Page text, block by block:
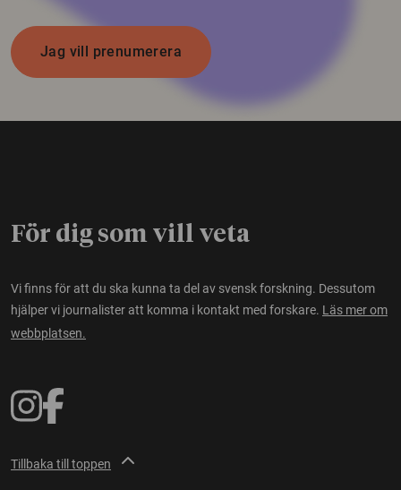
Jag vill prenumerera
För dig som vill veta
Vi finns för att du ska kunna ta del av svensk forskning. Dessutom
hjälper vi journalister att komma i kontakt med forskare. Läs mer om
webbplatsen.
Tillbaka till toppen